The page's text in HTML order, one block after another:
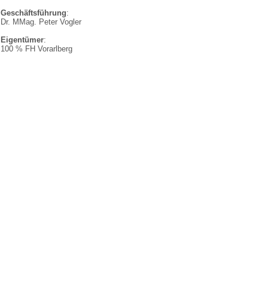
Geschäftsführung:
Dr. MMag. Peter Vogler
Eigentümer:
100 % FH Vorarlberg